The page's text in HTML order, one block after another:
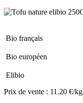
Bio français
Bio européen
Elibio
Prix de vente : 11.20 €/kg